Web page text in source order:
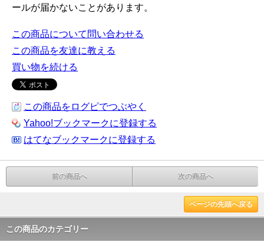
ールが届かないことがあります。
この商品について問い合わせる
この商品を友達に教える
買い物を続ける
この商品をログピでつぶやく
Yahoo!ブックマークに登録する
はてなブックマークに登録する
前の商品へ 次の商品へ
ページの先頭へ戻る
この商品のカテゴリー